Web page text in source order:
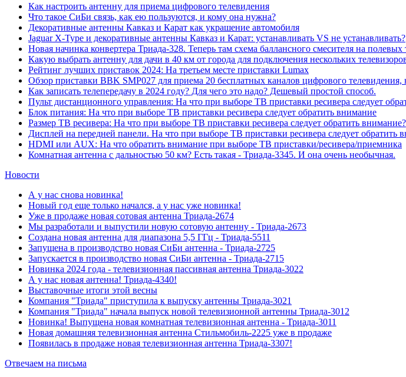
Как настроить антенну для приема цифрового телевидения
Что такое СиБи связь, как ею пользуются, и кому она нужна?
Декоративные антенны Кавказ и Карат как украшение автомобиля
Jaguar X-Type и декоративные антенны Кавказ и Карат: устанавливать VS не устанавливать?
Новая начинка конвертера Триада-328. Теперь там схема баллансного смесителя на полевых
Какую выбрать антенну для дачи в 40 км от города для подключения нескольких
Рейтинг лучших приставок 2024: На третьем месте приставки Lumax
Обзор приставки BBK SMP027 для приема 20 бесплатных каналов цифрового телевидения,
Как записать телепередачу в 2024 году? Для чего это надо? Дешевый простой способ.
Пульт дистанционного управления: На что при выборе ТВ приставки ресивера следует
Блок питания: На что при выборе ТВ приставки ресивера следует обратить внимание
Размер ТВ ресивера: На что при выборе ТВ приставки ресивера следует обратить внимание?
Дисплей на передней панели. На что при выборе ТВ приставки ресивера следует обратить
HDMI или AUX: На что обратить внимание при выборе ТВ приставки/ресивера/приемника
Комнатная антенна с дальностью 50 км? Есть такая - Триада-3345. И она очень необычная.
Новости
А у нас снова новинка!
Новый год еще только начался, а у нас уже новинка!
Уже в продаже новая сотовая антенна Триада-2674
Мы разработали и выпустили новую сотовую антенну - Триада-2673
Создана новая антенна для диапазона 5,5 ГГц - Триада-5511
Запущена в производство новая СиБи антенна - Триада-2725
Запускается в производство новая СиБи антенна - Триада-2715
Новинка 2024 года - телевизионная пассивная антенна Триада-3022
А у нас новая антенна! Триада-4340!
Выставочные итоги этой весны
Компания "Триада" приступила к выпуску антенны Триада-3021
Компания "Триада" начала выпуск новой телевизионной антенны Триада-3012
Новинка! Выпущена новая комнатная телевизионная антенна - Триада-3011
Новая домашняя телевизионная антенна Стильмобиль-2225 уже в продаже
Появилась в продаже новая телевизионная антенна Триада-3307!
Отвечаем на письма